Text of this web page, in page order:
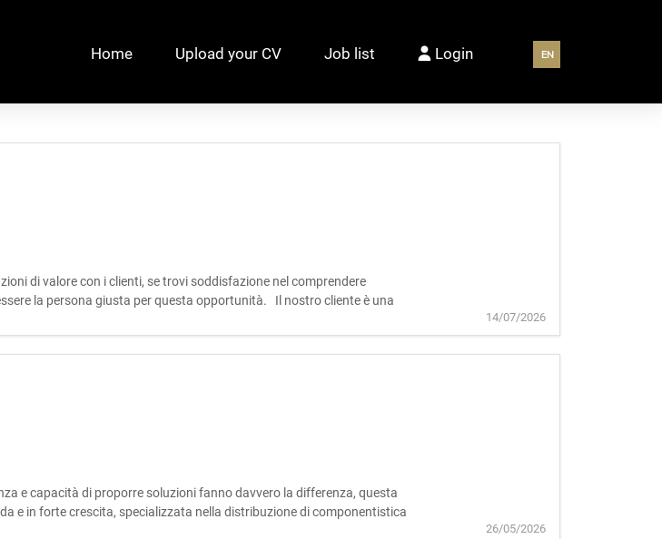
Home Upload your CV Job list Login EN
di valore con i clienti, se trovi soddisfazione nel comprendere
la persona giusta per questa opportunità. Il nostro cliente è una
14/07/2026
e capacità di proporre soluzioni fanno davvero la differenza, questa
e in forte crescita, specializzata nella distribuzione di componentistica
26/05/2026